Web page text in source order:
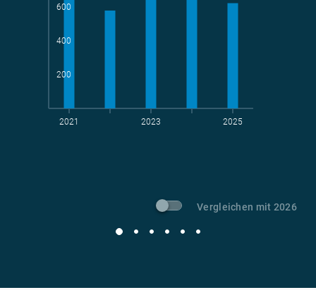
-Vermeidung
2021 2023 2025
200
400
600
Vergleichen mit 2026